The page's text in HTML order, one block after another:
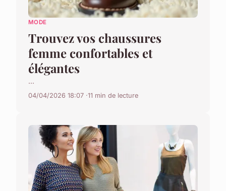
MODE
Trouvez vos chaussures
femme confortables et
élégantes
...
04/04/2026 18:07 11 min de lecture